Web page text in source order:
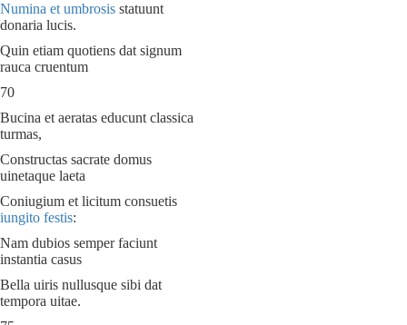
Numina et umbrosis statuunt
donaria lucis.
Quin etiam quotiens dat signum
rauca cruentum
70
Bucina et aeratas educunt classica
turmas,
Constructas sacrate domus
uinetaque laeta
Coniugium et licitum consuetis
iungito festis:
Nam dubios semper faciunt
instantia casus
Bella uiris nullusque sibi dat
tempora uitae.